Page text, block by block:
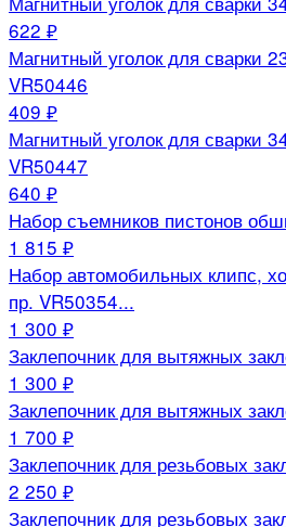
622 ₽
Магнитный уголок для сварки
VR50446
409 ₽
Магнитный уголок для сварки
VR50447
640 ₽
Набор съемников пистонов
1 815 ₽
Набор автомобильных клипс,
пр. VR50354...
1 300 ₽
Заклепочник для вытяжных
1 300 ₽
Заклепочник для вытяжных
1 700 ₽
Заклепочник для резьбовых
2 250 ₽
Заклепочник для резьбовых